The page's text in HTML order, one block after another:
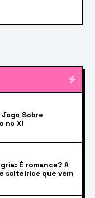
Sobre
no X!
É romance? A
solteirice que vem